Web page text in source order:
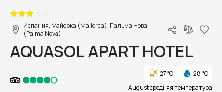
Испания, Майорка (Mallorca), Пальма Нова
(Palma Nova)
AQUASOL APART HOTEL
27 °C
28 °C
August средняя температура